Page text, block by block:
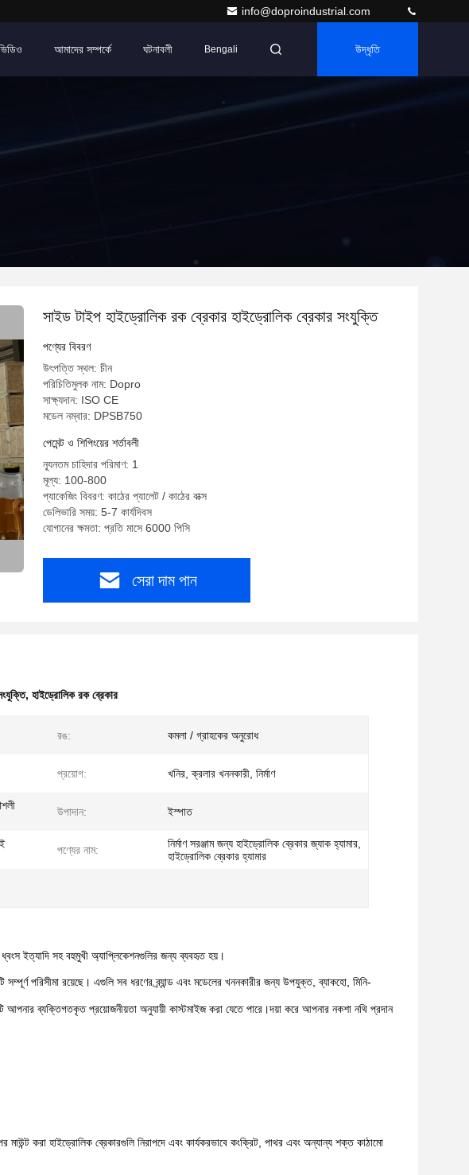
info@doproindustrial.com
আমাদের সম্পর্কে ঘটনাবলী Bengali উদ্ধৃতি
সাইড টাইপ হাইড্রোলিক রক ব্রেকার হাইড্রোলিক ব্রেকার সংযুক্তি
পণ্যের বিবরণ
উৎপত্তি স্থল: চীন
পরিচিতিমুলক নাম: Dopro
সাক্ষ্যদান: ISO CE
মডেল নম্বার: DPSB750
পেমেন্ট ও শিপিংয়ের শর্তাবলী
ন্যূনতম চাহিদার পরিমাণ: 1
মূল্য: 100-800
প্যাকেজিং বিবরণ: কাঠের প্যালেট / কাঠের বাক্স
ডেলিভারি সময়: 5-7 কার্যদিবস
যোগানের ক্ষমতা: প্রতি মাসে 6000 পিসি
সেরা দাম পান
, হাইড্রোলিক রক ব্রেকার
রঙ: কমলা / গ্রাহকের অনুরোধ
প্রয়োগ: খনির, ক্রলার খননকারী, নির্মাণ
উপাদান: ইস্পাত
পণ্যের নাম:
নির্মাণ সরঞ্জাম জন্য হাইড্রোলিক ব্রেকার জ্যাক হ্যামার,
হাইড্রোলিক ব্রেকার হ্যামার
ধ্বংস ইত্যাদি সহ বহুমুখী অ্যাপ্লিকেশনগুলির জন্য ব্যবহৃত হয়।
পরিসীমা রয়েছে। এগুলি সব ধরণের ব্র্যান্ড এবং মডেলের খননকারীর জন্য উপযুক্ত, ব্যাকহো, মিনি-
ব্যক্তিগতকৃত প্রয়োজনীয়তা অনুযায়ী কাস্টমাইজ করা যেতে পারে।দয়া করে আপনার নকশা নথি প্রদান
করা হাইড্রোলিক ব্রেকারগুলি নিরাপদে এবং কার্যকরভাবে কংক্রিট, পাথর এবং অন্যান্য শক্ত কাঠামো